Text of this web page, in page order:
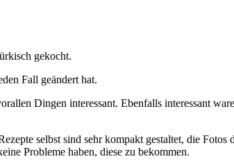
gekocht.
Fall geändert hat.
Dingen interessant. Ebenfalls interessant
selbst sind sehr kompakt gestaltet, die Fotos
Probleme haben, diese zu bekommen.